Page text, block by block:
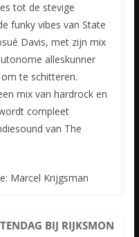
tot de stevige
funky vibes van State
Davis, met zijn mix
alleskunner
te schitteren.
mix van hardrock en
compleet
van The
Marcel Krijgsman
BIJ RIJKSMON